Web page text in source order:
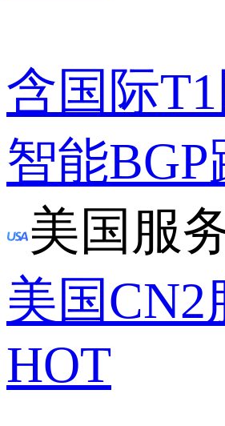
含国际
智能
美国服
美国CN2
HOT